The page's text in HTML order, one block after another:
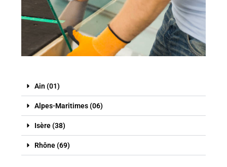
Ain (01)
Alpes-Maritimes (06)
Isère (38)
Rhône (69)